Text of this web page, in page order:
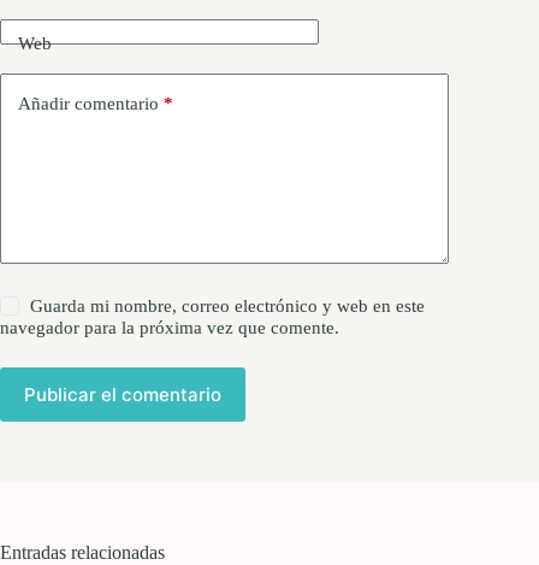
Web
Añadir comentario *
Guarda mi nombre, correo electrónico y web en este
navegador para la próxima vez que comente.
Publicar el comentario
Entradas relacionadas